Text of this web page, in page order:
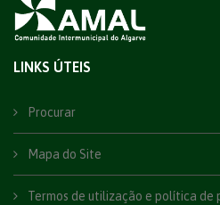
LINKS ÚTEIS
Procurar
Mapa do Site
Termos de utilização e política de